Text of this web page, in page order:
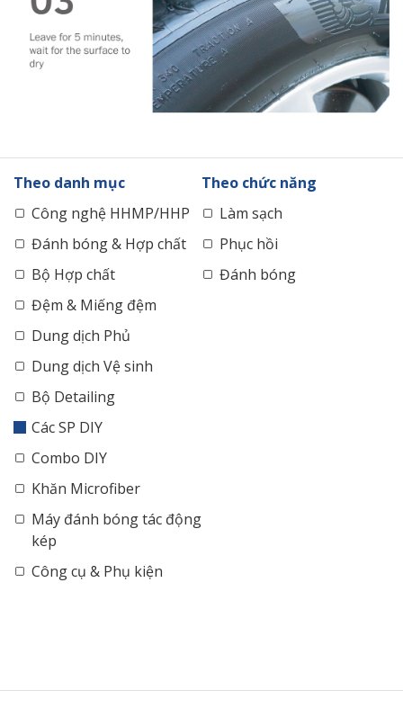
Theo danh mục
Công nghệ HHMP/HHP
Đánh bóng & Hợp chất
Bộ Hợp chất
Đệm & Miếng đệm
Dung dịch Phủ
Dung dịch Vệ sinh
Bộ Detailing
Các SP DIY
Combo DIY
Khăn Microfiber
Máy đánh bóng tác động
kép
Công cụ & Phụ kiện
Theo chức năng
Làm sạch
Phục hồi
Đánh bóng